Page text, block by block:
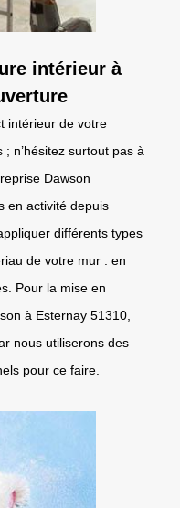
intérieur à
intérieur de votre
; n’hésitez surtout pas à
Dawson
en activité depuis
différents types
de votre mur : en
Pour la mise en
à Esternay 51310,
nous utiliserons des
pour ce faire.